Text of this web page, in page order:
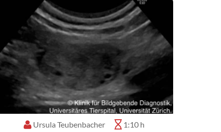
Ursula Teubenbacher 1:10 h